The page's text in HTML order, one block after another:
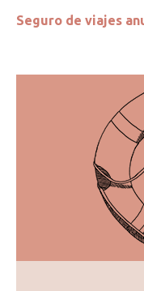
Seguro de viajes